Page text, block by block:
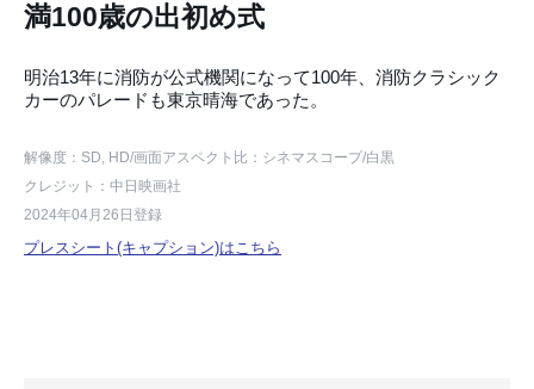
満100歳の出初め式
明治13年に消防が公式機関になって100年、消防クラシック
カーのパレードも東京晴海であった。
解像度：SD, HD/画面アスペクト比：シネマスコープ/白黒
クレジット：中日映画社
2024年04月26日登録
プレスシート(キャプション)はこちら